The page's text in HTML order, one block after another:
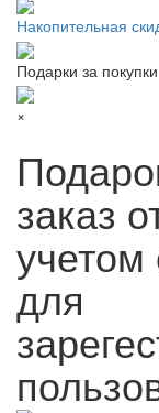
Накопительная
Подарки за покупки
×
заказ
учетом
для